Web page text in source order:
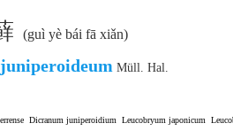
(guì yè bái fā xiǎn)
juniperoideum Müll. Hal.
Dicranum juniperoidium Leucobryum japonicum